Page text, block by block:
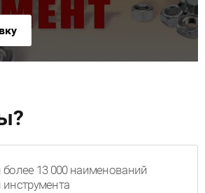
более 13 000 наименований